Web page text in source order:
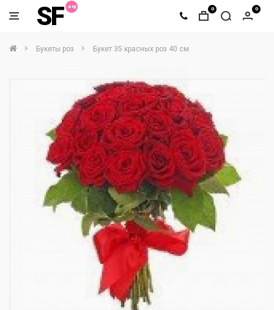
SF 0 0
Букеты роз Букет 35 красных роз 40 см